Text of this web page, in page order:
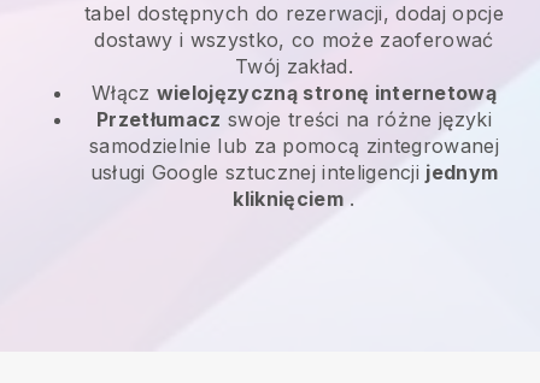
tabel dostępnych do rezerwacji, dodaj opcje
dostawy i wszystko, co może zaoferować
Twój zakład.
Włącz wielojęzyczną stronę internetową
Przetłumacz swoje treści na różne języki
samodzielnie lub za pomocą zintegrowanej
usługi Google sztucznej inteligencji jednym
kliknięciem.